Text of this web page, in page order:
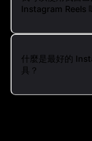
Instagram Reels
什麼是最好的
具？